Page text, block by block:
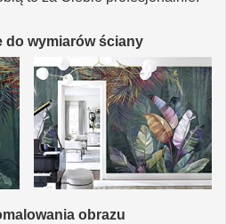
do wymiarów ściany
obrazu